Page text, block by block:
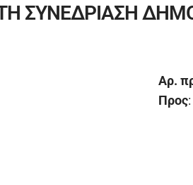
ΣΥΝΕΔΡΙΑΣΗ
Αρ.
Προς